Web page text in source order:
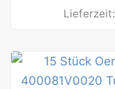
Lieferzeit: